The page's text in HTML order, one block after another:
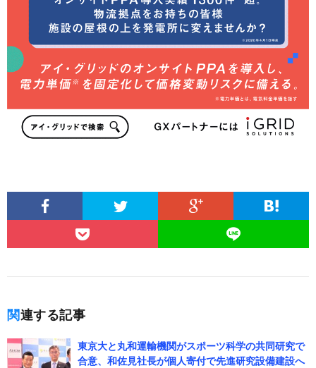
関連する記事
東京大と丸和運輸機関がスポーツ科学の共同研究で
合意、和佐見社長が個人寄付で先進研究設備建設へ